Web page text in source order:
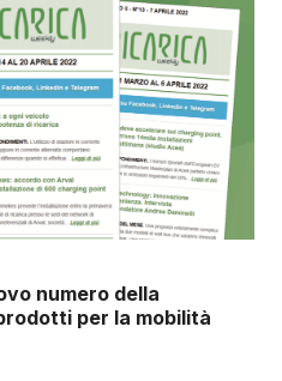
numero della
per la mobilità